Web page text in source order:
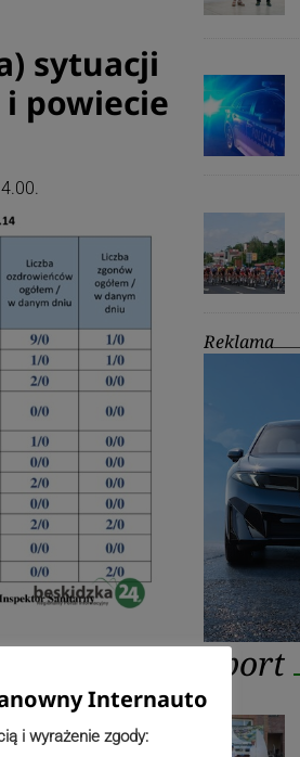
sytuacji
powiecie
Reklama
Sport
Internauto
i wyrażenie zgody: